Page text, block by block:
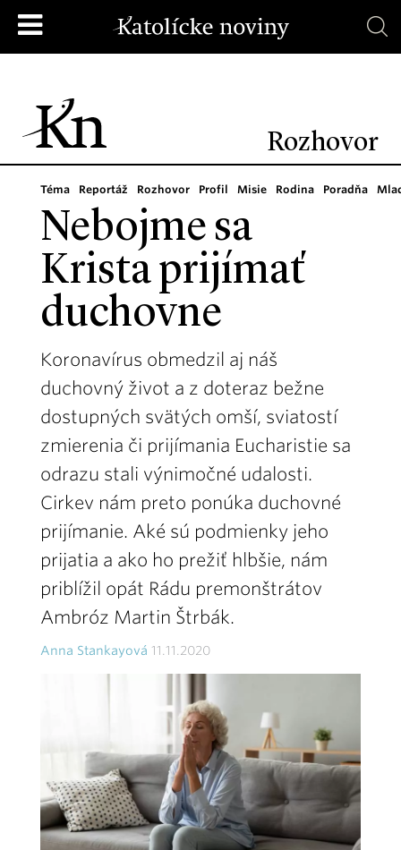
Rozhovor
Téma Reportáž Rozhovor Profil Misie Rodina Poradňa
Nebojme sa
Krista prijímať
duchovne
Koronavírus obmedzil aj náš
duchovný život a z doteraz bežne
dostupných svätých omší, sviatostí
zmierenia či prijímania Eucharistie sa
odrazu stali výnimočné udalosti.
Cirkev nám preto ponúka duchovné
prijímanie. Aké sú podmienky jeho
prijatia a ako ho prežiť hlbšie, nám
priblížil opát Rádu premonštrátov
Ambróz Martin Štrbák.
Anna Stankayová 11.11.2020